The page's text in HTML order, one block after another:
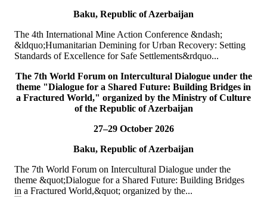
The Secretary of the TURKPA Commission on Environment,
participated, in the capacity of observer...
ТОЛЫҒЫРАҚ
TURKPA participated in the 33rd Annual Session of the OSCE
PA
On 4&ndash;5 July 2026, the Secretaries of TURKPA
attended the 33rd Annual Session of the OSCE Par...
Baku, Republic of Azerbaijan
The 4th International Mine Action Conference &ndash;
&ldquo;Humanitarian Demining for Urban Recovery: Setting
Standards of Excellence for Safe Settlements&rdquo...
The 7th World Forum on Intercultural Dialogue under the
theme "Dialogue for a Shared Future: Building Bridges in
a Fractured World," organized by the Ministry of Culture
of the Republic of Azerbaijan
27–29 October 2026
Baku, Republic of Azerbaijan
The 7th World Forum on Intercultural Dialogue under the
theme &quot;Dialogue for a Shared Future: Building Bridges
in a Fractured World,&quot; organized by the...